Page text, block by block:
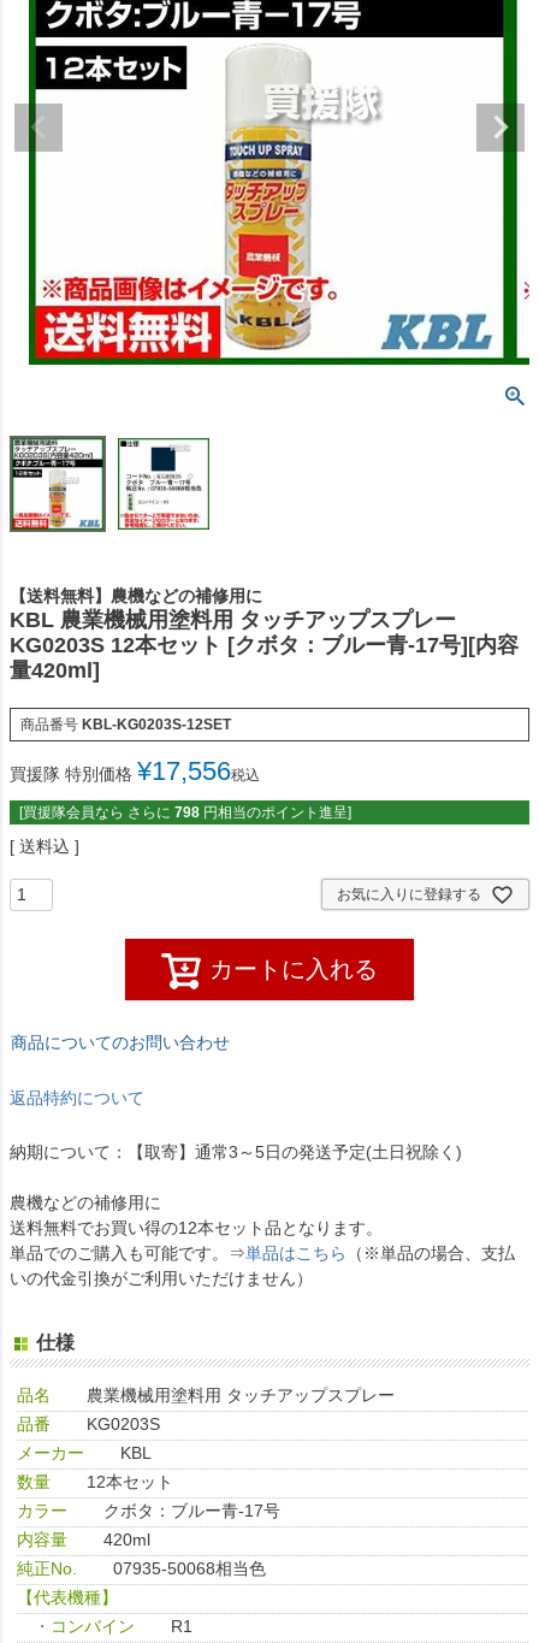
【送料無料】農機などの補修用に
KBL 農業機械用塗料用 タッチアップスプレー
KG0203S 12本セット [クボタ：ブルー青-17号][内容
量420ml]
商品番号 KBL-KG0203S-12SET
買援隊 特別価格 ¥17,556税込
[買援隊会員なら さらに 798 円相当のポイント進呈]
送料込
お気に入りに登録する
カートに入れる
商品についてのお問い合わせ
返品特約について
納期について：【取寄】通常3～5日の発送予定(土日祝除く)
農機などの補修用に
送料無料でお買い得の12本セット品となります。
単品でのご購入も可能です。⇒単品はこちら
（※単品の場合、支払
いの代金引換がご利用いただけません）
仕様
品名
農業機械用塗料用 タッチアップスプレー
品番
KG0203S
メーカー
KBL
数量
12本セット
カラー
クボタ：ブルー青-17号
内容量
420ml
純正No.
07935-50068相当色
【代表機種】
・コンバイン
R1